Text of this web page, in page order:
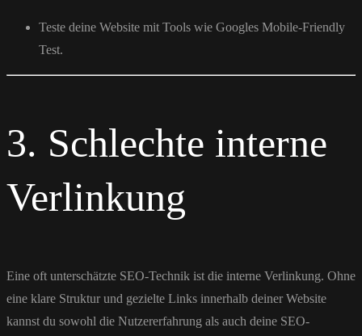
Teste deine Website mit Tools wie Googles Mobile-Friendly
Test.
3. Schlechte interne
Verlinkung
Eine oft unterschätzte SEO-Technik ist die interne Verlinkung. Ohne
eine klare Struktur und gezielte Links innerhalb deiner Website
kannst du sowohl die Nutzererfahrung als auch deine SEO-